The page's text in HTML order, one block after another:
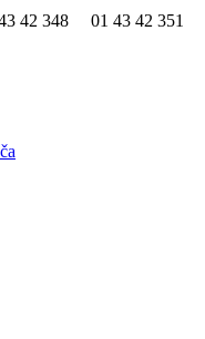
42 348 01 43 42 351